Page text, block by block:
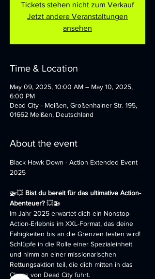
Tickets stehen nicht zum Verkauf
Jetzt andere Veranstaltungen
ansehen
Time & Location
May 09, 2025, 10:00 AM – May 10, 2025,
6:00 PM
Dead City - Meißen, Großenhainer Str. 195,
01662 Meißen, Deutschland
About the event
Black Hawk Down - Action Extended Event
2025
🚁💥 Bist du bereit für das ultimative Action-
Abenteuer? 💥🚁
Im Jahr 2025 erwartet dich ein Nonstop-
Action-Erlebnis im XXL-Format, das deine
Fähigkeiten bis an die Grenzen testen wird!
Schlüpfe in die Rolle einer Spezialeinheit
und nimm an einer missionarischen
Rettungsaktion teil, die dich mitten in das
Chaos von Dead City führt.